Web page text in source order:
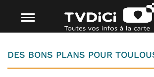
DES BONS PLANS POUR